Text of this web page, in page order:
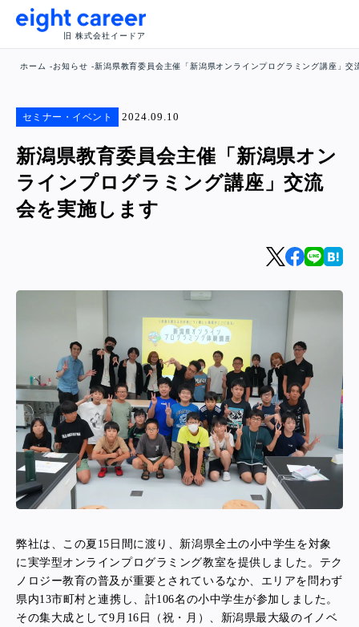
旧 株式会社イードア
ホーム お知らせ 新潟県教育委員会主催「新潟県オンラインプログラミング講座」交
セミナー・イベント 2024.09.10
新潟県教育委員会主催「新潟県オン
ラインプログラミング講座」交流
会を実施します
弊社は、
この夏15日間に渡り、新潟県全土の小中学生を対象
に実学型オンラインプログラミング教室を提供しました。 テク
ノロジー教育の普及が重要とされているなか、エリアを問わず
県内13市町村と連携し、計106名の小中学生が参加しました。
その集大成として9月16日（祝・月）、新潟県最大級のイノベ